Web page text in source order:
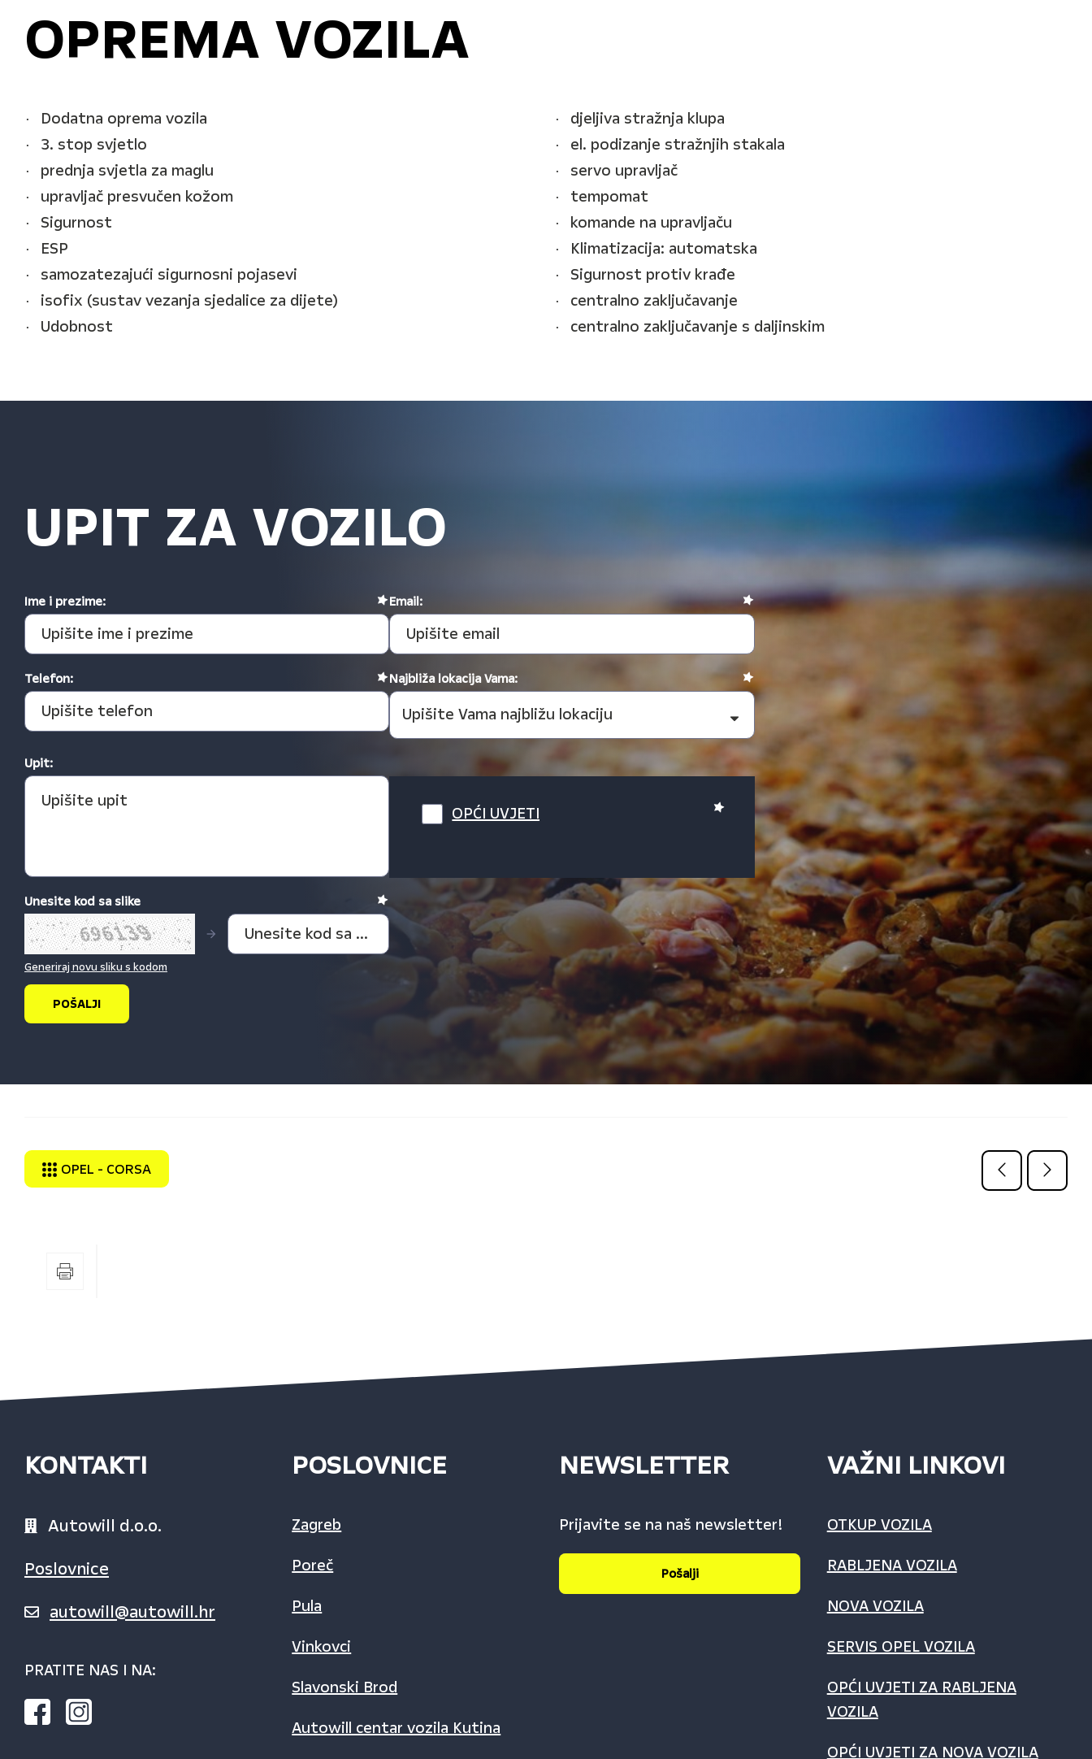
OPREMA VOZILA
Dodatna oprema vozila
3. stop svjetlo
prednja svjetla za maglu
upravljač presvučen kožom
Sigurnost
ESP
samozatezajući sigurnosni pojasevi
isofix (sustav vezanja sjedalice za dijete)
Udobnost
djeljiva stražnja klupa
el. podizanje stražnjih stakala
servo upravljač
tempomat
komande na upravljaču
Klimatizacija: automatska
Sigurnost protiv krađe
centralno zaključavanje
centralno zaključavanje s daljinskim
UPIT ZA VOZILO
Ime i prezime: Email:
Telefon: Najbliža lokacija Vama:
Upit:
OPĆI UVJETI
Generiraj novu sliku s kodom
Unesite kod sa slike
OPEL - CORSA
KONTAKTI
Autowill d.o.o.
Poslovnice
autowill@autowill.hr
PRATITE NAS I NA:
POSLOVNICE
Zagreb
Poreč
Pula
Vinkovci
Slavonski Brod
Autowill centar vozila Kutina
NEWSLETTER
Prijavite se na naš newsletter!
Pošalji
VAŽNI LINKOVI
OTKUP VOZILA
RABLJENA VOZILA
NOVA VOZILA
SERVIS OPEL VOZILA
OPĆI UVJETI ZA RABLJENA
VOZILA
OPĆI UVJETI ZA NOVA VOZILA